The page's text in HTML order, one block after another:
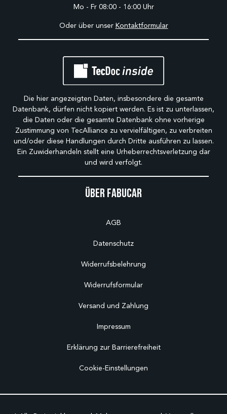
Über Fabucar
AGB
Datenschutz
Widerrufsbelehrung
Widerrufsformular
Versand und Zahlung
Impressum
Erklärung zur Barrierefreiheit
Cookie-Einstellungen
Mo - Fr 08:00 - 16:00 Uhr
Oder über unser Kontaktformular
Die hier angezeigten Daten, insbesondere die gesamte
Datenbank, dürfen nicht kopiert werden. Es ist zu unterlassen,
die Daten oder die gesamte Datenbank ohne vorherige
Zustimmung von TecAlliance zu vervielfältigen, zu verbreiten
und/oder diese Handlungen durch Dritte ausführen zu lassen.
Ein Zuwiderhandeln stellt eine Urheberrechtsverletzung dar
und wird verfolgt.